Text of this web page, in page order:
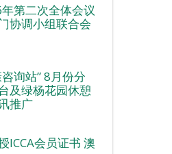
第二次全体会议
协调小组联合会
询站” 8月份分
及绿杨花园休憩
推广
ICCA会员证书 澳